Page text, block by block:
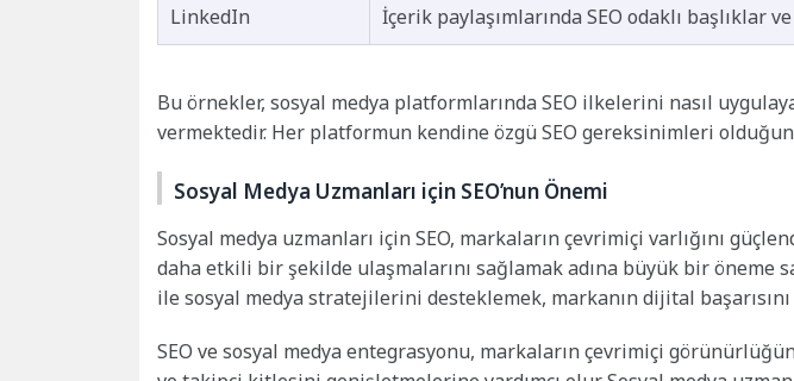
LinkedIn İçerik paylaşımlarında SEO odaklı başlıklar
Bu örnekler, sosyal medya platformlarında SEO ilkelerini nasıl
vermektedir. Her platformun kendine özgü SEO gereksinimleri
Sosyal Medya Uzmanları için SEO’nun Önemi
Sosyal medya uzmanları için SEO, markaların çevrimiçi varlığını
daha etkili bir şekilde ulaşmalarını sağlamak adına büyük bir öneme
ile sosyal medya stratejilerini desteklemek, markanın dijital
SEO ve sosyal medya entegrasyonu, markaların çevrimiçi